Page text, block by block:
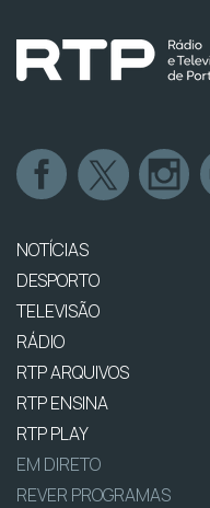
NOTÍCIAS
DESPORTO
TELEVISÃO
RÁDIO
RTP ARQUIVOS
RTP ENSINA
RTP PLAY
EM DIRETO
REVER PROGRAMAS